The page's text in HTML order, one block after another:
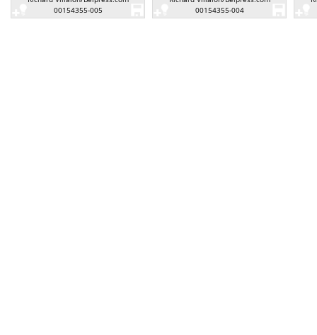
00154355-005
00154355-004